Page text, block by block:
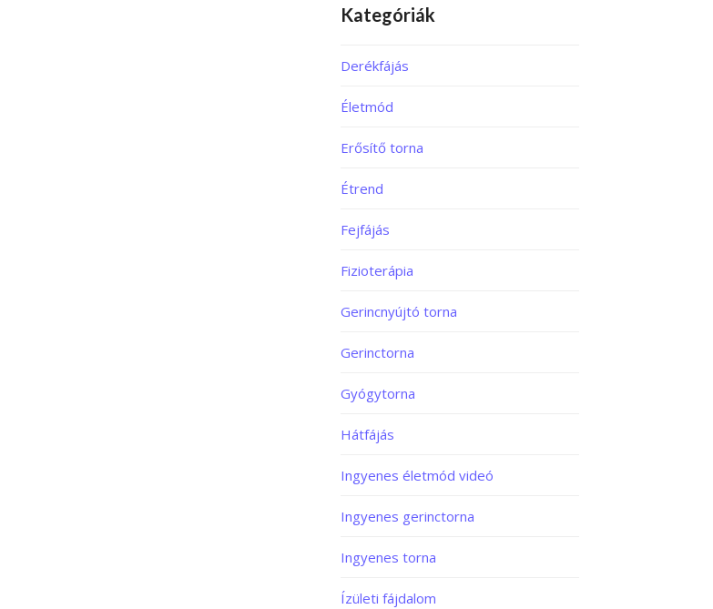
Kategóriák
Derékfájás
Életmód
Erősítő torna
Étrend
Fejfájás
Fizioterápia
Gerincnyújtó torna
Gerinctorna
Gyógytorna
Hátfájás
Ingyenes életmód videó
Ingyenes gerinctorna
Ingyenes torna
Ízületi fájdalom